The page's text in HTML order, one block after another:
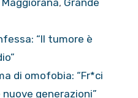
“Il tumore è
di omofobia: “Fr*ci
generazioni”